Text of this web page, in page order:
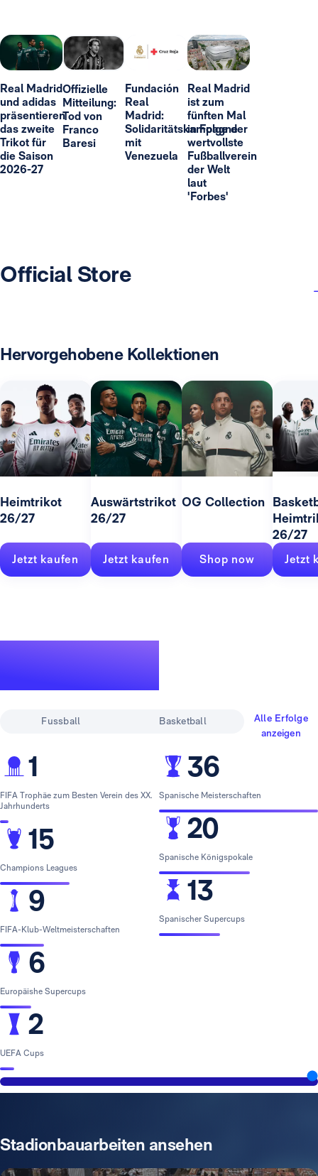
Real Madrid
und adidas
präsentieren
das zweite
Trikot für
die Saison
2026-27
Offizielle
Mitteilung:
Tod von
Franco
Baresi
Fundación
Real
Madrid:
Solidaritätskampagne
mit
Venezuela
Real Madrid
ist zum
fünften Mal
in Folge der
wertvollste
Fußballverein
der Welt
laut
'Forbes'
Official Store
Hervorgehobene Kollektionen
Heimtrikot
26/27
Jetzt kaufen
Auswärtstrikot
26/27
Jetzt kaufen
OG Collection
Shop now
26/27
Jetzt
Fussball Basketball
Alle Erfolge
anzeigen
1
FIFA Trophäe zum Besten Verein des XX.
Jahrhunderts
15
Champions Leagues
9
FIFA-Klub-Weltmeisterschaften
6
Europäishe Supercups
2
UEFA Cups
36
Spanische Meisterschaften
20
Spanische Königspokale
13
Spanischer Supercups
Stadionbauarbeiten ansehen